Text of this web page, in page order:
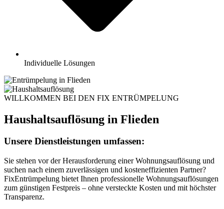
Individuelle Lösungen
WILLKOMMEN BEI DEN FIX ENTRÜMPELUNG
Haushaltsauflösung in Flieden
Unsere Dienstleistungen umfassen:
Sie stehen vor der Herausforderung einer Wohnungsauflösung und
suchen nach einem zuverlässigen und kosteneffizienten Partner?
FixEntrümpelung bietet Ihnen professionelle Wohnungsauflösungen
zum günstigen Festpreis – ohne versteckte Kosten und mit höchster
Transparenz.